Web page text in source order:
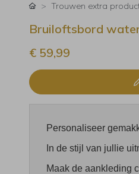
Trouwen extra
Bruiloftsbord
€ 59,99
Personaliseer
In de stijl van jullie
Maak de aankleding